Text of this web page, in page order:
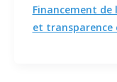
Financement
et transparence